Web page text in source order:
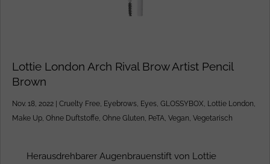
Lottie London Arch Rival Brow Artist Pencil
Brown
Nov. 18, 2022 Cruelty Free, Eyebrows, Eyes, GLOSSYBOX, Lottie London,
Make Up, Ohne Duftstoffe, Ohne Gluten, PeTA, Vegan, Vegetarisch
Herausdrehbarer Augenbrauenstift von Lottie